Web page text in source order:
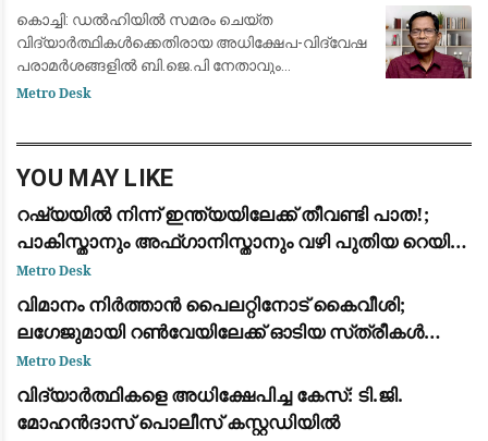
കൊച്ചി: ഡൽഹിയിൽ സമരം ചെയ്ത
വിദ്യാർത്ഥികൾക്കെതിരായ അധിക്ഷേപ-വിദ്വേഷ
പരാമർശങ്ങളിൽ ബി.ജെ.പി നേതാവും
ആർ.എസ്.എസ് അനുകൂലിയുമായ ടി.ജി.
Metro Desk
YOU MAY LIKE
റഷ്യയിൽ നിന്ന് ഇന്ത്യയിലേക്ക് തീവണ്ടി പാത!;
പാകിസ്താനും അഫ്ഗാനിസ്താനും വഴി പുതിയ റെയിൽ
പദ്ധതിയുമായി ഉപപ്രധാനമന്ത്രി മററ്റ് ഖൂസ്നൂലീൻ
Metro Desk
വിമാനം നിർത്താൻ പൈലറ്റിനോട് കൈവീശി;
ലഗേജുമായി റൺവേയിലേക്ക് ഓടിയ സ്‌ത്രീകൾ
പിടിയിൽ
Metro Desk
വിദ്യാർത്ഥികളെ അധിക്ഷേപിച്ച കേസ്: ടി.ജി.
മോഹൻദാസ് പൊലീസ് കസ്റ്റഡിയിൽ